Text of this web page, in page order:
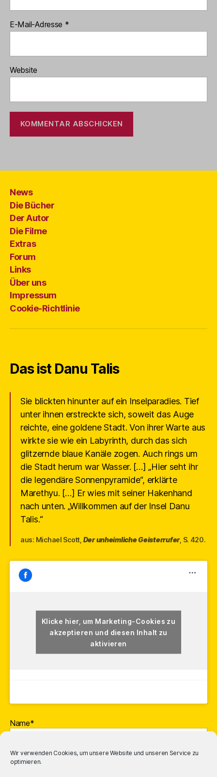
Wir verwenden Cookies, um unsere Website und unseren Service zu
optimieren.
E-Mail-Adresse *
Website
News
Die Bücher
Der Autor
Die Filme
Extras
Forum
Links
Über uns
Impressum
Cookie-Richtlinie
Das ist Danu Talis
Sie blickten hinunter auf ein Inselparadies. Tief
unter ihnen erstreckte sich, soweit das Auge
reichte, eine goldene Stadt. Von ihrer Warte aus
wirkte sie wie ein Labyrinth, durch das sich
glitzernde blaue Kanäle zogen. Auch rings um
die Stadt herum war Wasser. […] „Hier seht ihr
die legendäre Sonnenpyramide“, erklärte
Marethyu. […] Er wies mit seiner Hakenhand
nach unten. „Willkommen auf der Insel Danu
Talis.“
aus: Michael Scott, Der unheimliche Geisterrufer, S. 420.
Klicke hier, um Marketing-Cookies zu
akzeptieren und diesen Inhalt zu
aktivieren
Name*
E-Mail-Adresse*